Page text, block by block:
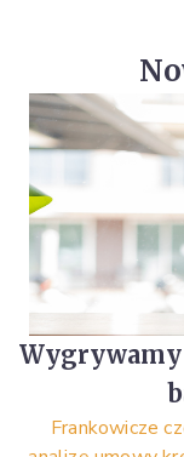
Frankowicze